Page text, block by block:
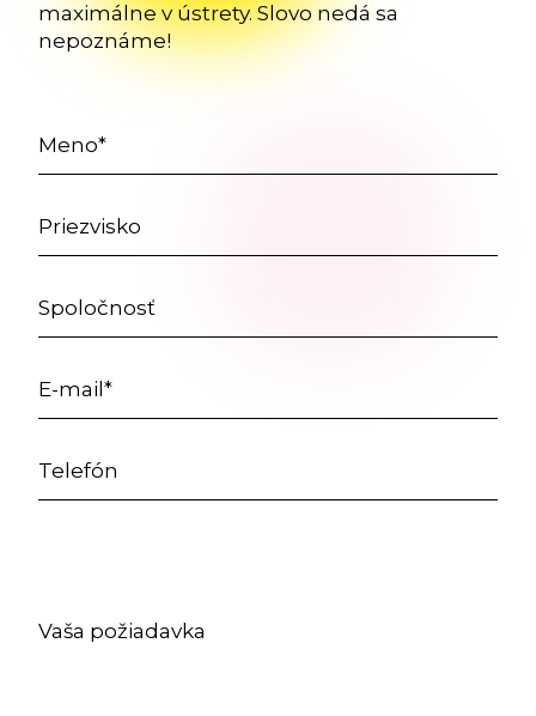
maximálne v ústrety. Slovo nedá sa
nepoznáme!